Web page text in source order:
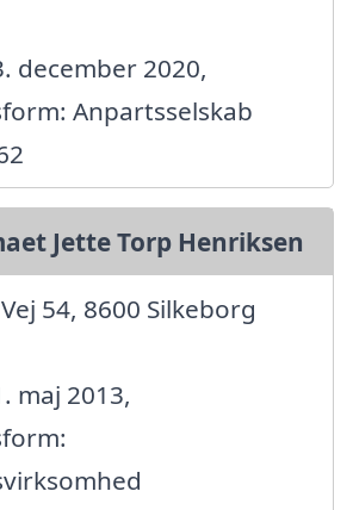
december 2020,
Anpartsselskab
Jette Torp Henriksen
54, 8600 Silkeborg
maj 2013,